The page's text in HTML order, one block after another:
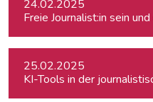
24.02.2025
Freie Journalist:in sein
25.02.2025
KI-Tools in der